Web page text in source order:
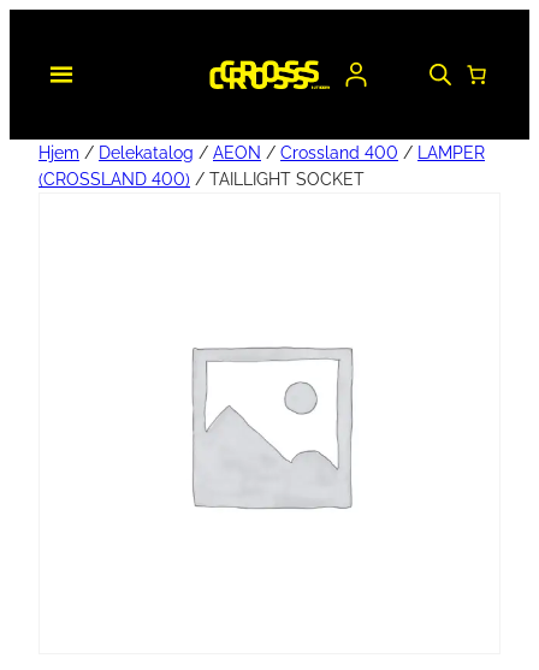
Hjem / Delekatalog / AEON / Crossland 400 /
LAMPER
(CROSSLAND 400) / TAILLIGHT SOCKET